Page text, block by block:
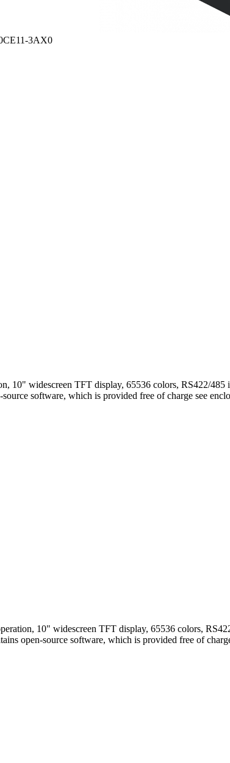
widescreen TFT display, 65536 colors, RS422/485
software, which is provided free of charge see
10" widescreen TFT display, 65536 colors,
open-source software, which is provided free of